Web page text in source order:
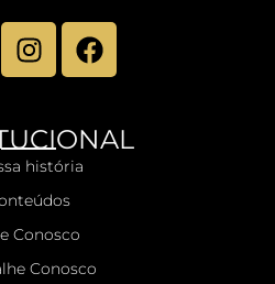
história
Conosco
Conosco